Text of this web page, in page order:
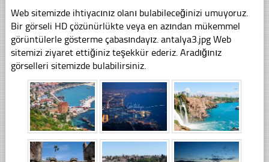
Web sitemizde ihtiyacınız olanı bulabileceğinizi umuyoruz.
Bir görseli HD çözünürlükte veya en azından mükemmel
görüntülerle gösterme çabasındayız. antalya3.jpg Web
sitemizi ziyaret ettiğiniz teşekkür ederiz. Aradığınız
görselleri sitemizde bulabilirsiniz.